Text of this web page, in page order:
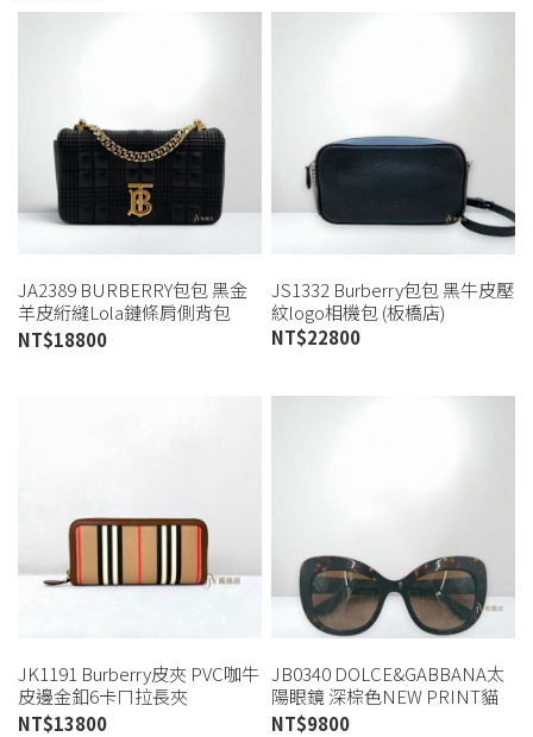
JA2389 BURBERRY包包 黑金
羊皮絎縫Lola鏈條肩側背包
8023117 (桃園店)
NT$18800
JS1332 Burberry包包 黑牛皮壓
紋logo相機包 (板橋店)
NT$22800
JK1191 Burberry皮夾 PVC咖牛
皮邊金釦6卡ㄇ拉長夾
8073079(喬萱高雄店)
NT$13800
JB0340 DOLCE&GABBANA太
陽眼鏡 深棕色NEW PRINT貓
眼太陽眼鏡DG4308 (桃園店)
NT$9800